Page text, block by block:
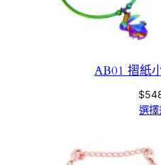
AB01 摺紙
$
選